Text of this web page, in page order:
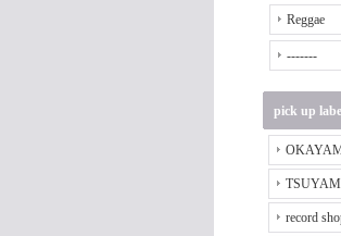
Reggae
-------
pick up
record